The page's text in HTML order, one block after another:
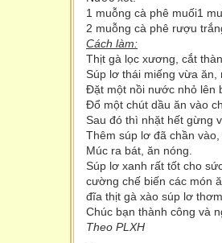
1 muỗng cà phê muối1
2 muỗng cà phê rượu
Cách làm:
Thịt gà lọc xương, cắt
Súp lơ thái miếng vừa ăn,
Đặt một nồi nước nhỏ lên
Đổ một chút dầu ăn vào
Sau đó thì nhặt hết gừng
Thêm súp lơ đã chần
Múc ra bát, ăn nóng.
Súp lơ xanh rất tốt cho
cường chế biến các món
đĩa thịt gà xào súp lơ
Chúc bạn thành công và
Theo PLXH